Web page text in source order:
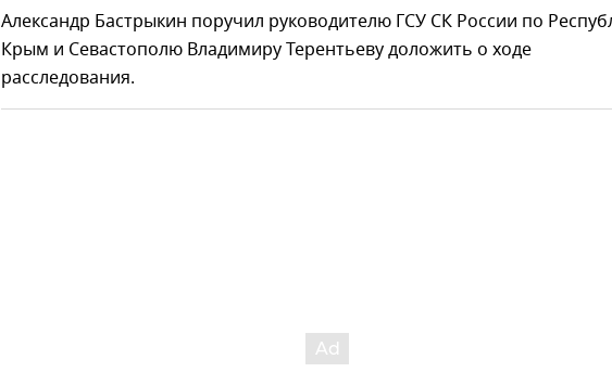
Александр Бастрыкин поручил руководителю ГСУ СК России по
Крым и Севастополю Владимиру Терентьеву доложить о ходе
расследования.